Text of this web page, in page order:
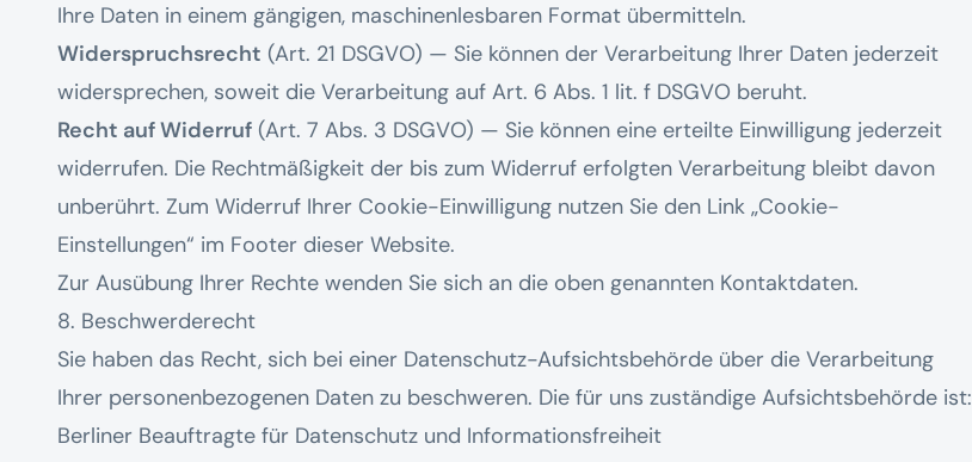
Ihre Daten in einem gängigen, maschinenlesbaren Format übermitteln.
Widerspruchsrecht (Art. 21 DSGVO) — Sie können der Verarbeitung Ihrer Daten jederzeit
widersprechen, soweit die Verarbeitung auf Art. 6 Abs. 1 lit. f DSGVO beruht.
Recht auf Widerruf (Art. 7 Abs. 3 DSGVO) — Sie können eine erteilte Einwilligung jederzeit
widerrufen. Die Rechtmäßigkeit der bis zum Widerruf erfolgten Verarbeitung bleibt davon
unberührt. Zum Widerruf Ihrer Cookie-Einwilligung nutzen Sie den Link „Cookie-
Einstellungen“ im Footer dieser Website.
Zur Ausübung Ihrer Rechte wenden Sie sich an die oben genannten Kontaktdaten.
8. Beschwerderecht
Sie haben das Recht, sich bei einer Datenschutz-Aufsichtsbehörde über die Verarbeitung
Ihrer personenbezogenen Daten zu beschweren. Die für uns zuständige Aufsichtsbehörde ist:
Berliner Beauftragte für Datenschutz und Informationsfreiheit